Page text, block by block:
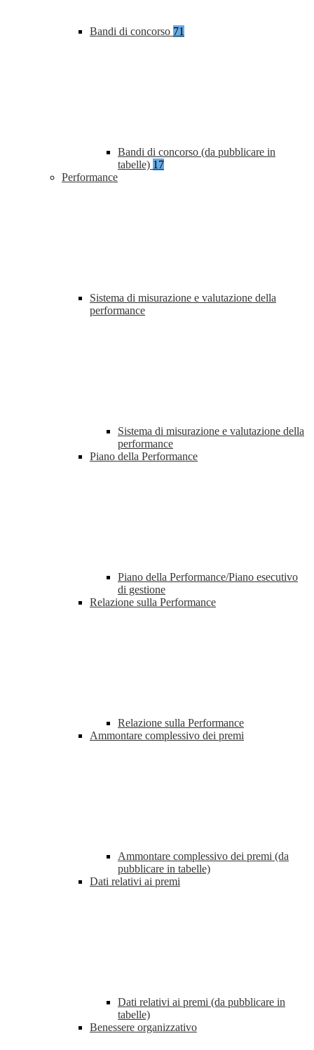
Bandi di concorso 71
Bandi di concorso (da pubblicare in
tabelle) 17
Performance
Sistema di misurazione e valutazione della
performance
Sistema di misurazione e valutazione della
performance
Piano della Performance
Piano della Performance/Piano esecutivo
di gestione
Relazione sulla Performance
Relazione sulla Performance
Ammontare complessivo dei premi
Ammontare complessivo dei premi (da
pubblicare in tabelle)
Dati relativi ai premi
Dati relativi ai premi (da pubblicare in
tabelle)
Benessere organizzativo